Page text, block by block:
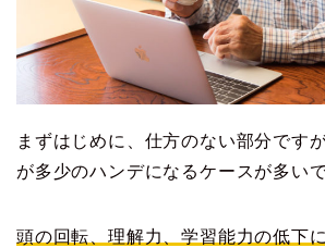
まずはじめに、仕方のない部分です
が多少のハンデになるケースが多いで
頭の回転、理解力、学習能力の低下